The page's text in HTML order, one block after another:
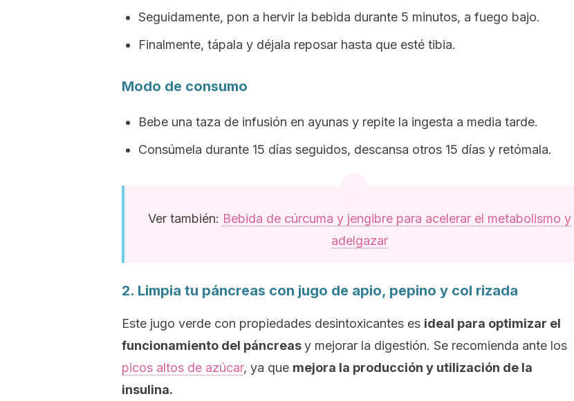
Seguidamente, pon a hervir la bebida durante 5 minutos, a fuego bajo.
Finalmente, tápala y déjala reposar hasta que esté tibia.
Modo de consumo
Bebe una taza de infusión en ayunas y repite la ingesta a media tarde.
Consúmela durante 15 días seguidos, descansa otros 15 días y retómala.
Ver también: Bebida de cúrcuma y jengibre para acelerar el metabolismo y
adelgazar
2. Limpia tu páncreas con jugo de apio, pepino y col rizada
Este jugo verde con propiedades desintoxicantes es ideal para optimizar el
funcionamiento del páncreasy mejorar la digestión. Se recomienda ante los
picos altos de azúcar, ya que mejora la producción y utilización de la
insulina.